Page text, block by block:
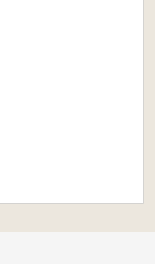
画继补遗》《纸笺
相关的内容提要、名
作的点评等内容,整
高,便于后人参详。
の第二輯第一冊にあ
る筆記文献を体系的